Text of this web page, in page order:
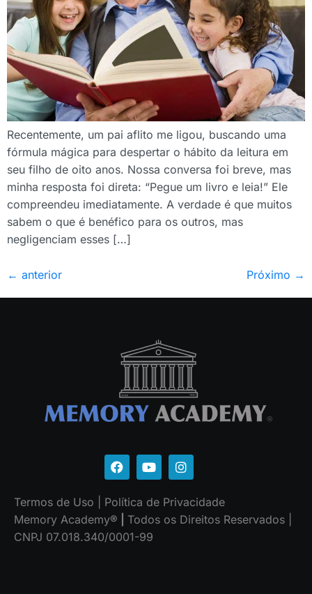
Recentemente, um pai aflito me ligou, buscando uma
fórmula mágica para despertar o hábito da leitura em
seu filho de oito anos. Nossa conversa foi breve, mas
minha resposta foi direta: “Pegue um livro e leia!” Ele
compreendeu imediatamente. A verdade é que muitos
sabem o que é benéfico para os outros, mas
negligenciam esses […]
← anterior Próximo →
Termos de Uso
Política de Privacidade
Memory Academy® | Todos os Direitos Reservados |
CNPJ 07.018.340/0001-99